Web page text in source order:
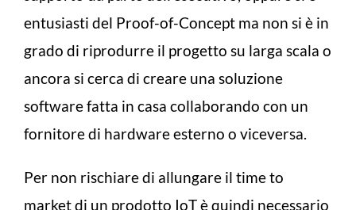
entusiasti del Proof-of-Concept ma non si è in
grado di riprodurre il progetto su larga scala o
ancora si cerca di creare una soluzione
software fatta in casa collaborando con un
fornitore di hardware esterno o viceversa.
Per non rischiare di allungare il time to
market di un prodotto IoT è quindi necessario